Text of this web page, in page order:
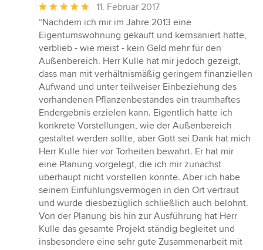
Durchschnittliche
Bewertung:
5
von
5
Sternen
11. Februar 2017
“Nachdem ich mir im Jahre 2013 eine
Eigentumswohnung gekauft und kernsaniert hatte,
verblieb - wie meist - kein Geld mehr für den
Außenbereich. Herr Kulle hat mir jedoch gezeigt,
dass man mit verhältnismäßig geringem finanziellen
Aufwand und unter teilweiser Einbeziehung des
vorhandenen Pflanzenbestandes ein traumhaftes
Endergebnis erzielen kann. Eigentlich hatte ich
konkrete Vorstellungen, wie der Außenbereich
gestaltet werden sollte, aber Gott sei Dank hat mich
Herr Kulle hier vor Torheiten bewahrt. Er hat mir
eine Planung vorgelegt, die ich mir zunächst
überhaupt nicht vorstellen konnte. Aber ich habe
seinem Einfühlungsvermögen in den Ort vertraut
und wurde diesbezüglich schließlich auch belohnt.
Von der Planung bis hin zur Ausführung hat Herr
Kulle das gesamte Projekt ständig begleitet und
insbesondere eine sehr gute Zusammenarbeit mit